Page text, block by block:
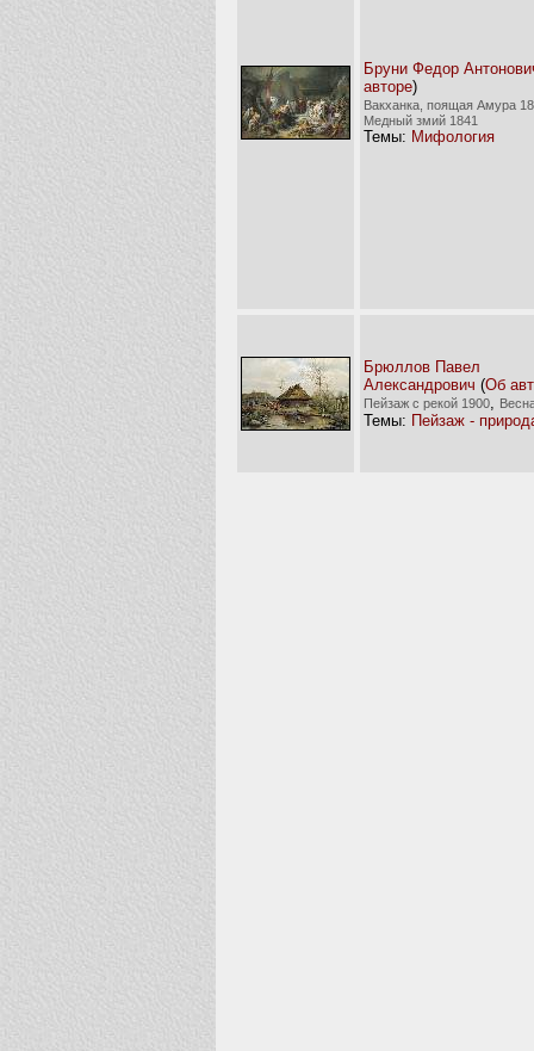
Бруни Федор
авторе)
Вакханка, поящая Амура
Медный змий 1841
Темы: Мифология
Брюллов Павел
Александрович (Об
Пейзаж с рекой 1900
Темы: Пейзаж -